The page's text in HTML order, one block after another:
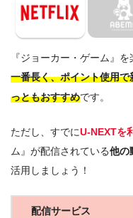
『ジョーカー・ゲーム』
一番長く、ポイント使用
っともおすすめです。
ただし、すでにU-NEXTを
ム』が配信されている他の
活用しましょう！
配信サービス